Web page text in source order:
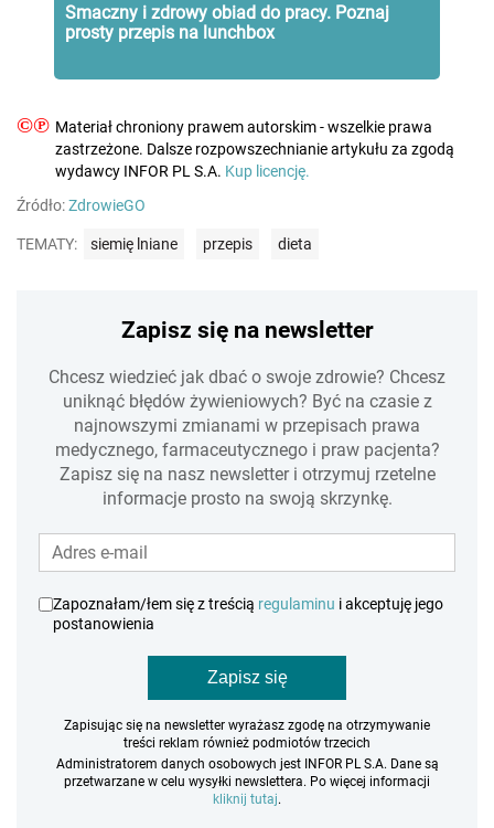
Smaczny i zdrowy obiad do pracy. Poznaj
prosty przepis na lunchbox
©℗ Materiał chroniony prawem autorskim - wszelkie prawa
zastrzeżone. Dalsze rozpowszechnianie artykułu za zgodą
wydawcy INFOR PL S.A. Kup licencję.
Źródło:ZdrowieGO
TEMATY: siemię lniane przepis dieta
Zapisz się na newsletter
Chcesz wiedzieć jak dbać o swoje zdrowie? Chcesz
uniknąć błędów żywieniowych? Być na czasie z
najnowszymi zmianami w przepisach prawa
medycznego, farmaceutycznego i praw pacjenta?
Zapisz się na nasz newsletter i otrzymuj rzetelne
informacje prosto na swoją skrzynkę.
Zapoznałam/łem się z treścią regulaminu i akceptuję jego
postanowienia
Zapisz się
Zapisując się na newsletter wyrażasz zgodę na otrzymywanie
treści reklam również podmiotów trzecich
Administratorem danych osobowych jest INFOR PL S.A. Dane są
przetwarzane w celu wysyłki newslettera. Po więcej informacji
kliknij tutaj.